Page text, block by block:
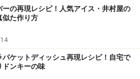
ーの再現レシピ！人気アイス・井村屋の
似た作り方
パケットディッシュ再現レシピ！自宅で
ドンキーの味